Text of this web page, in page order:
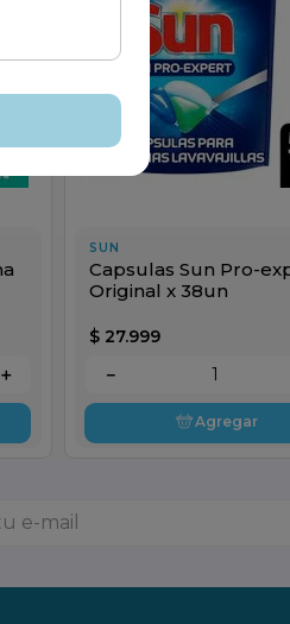
＋
SUN
Capsulas Sun Pro-
Original x 38un
$ 27.999
－
Agregar